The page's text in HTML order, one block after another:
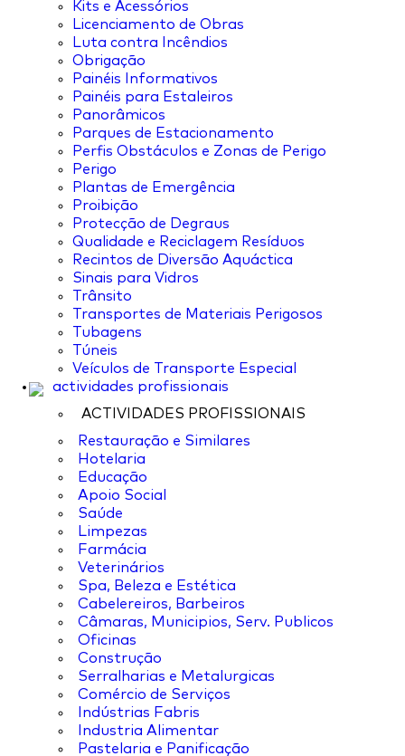
Kits e Acessórios
Licenciamento de Obras
Luta contra Incêndios
Obrigação
Painéis Informativos
Painéis para Estaleiros
Panorâmicos
Parques de Estacionamento
Perfis Obstáculos e Zonas de Perigo
Perigo
Plantas de Emergência
Proibição
Protecção de Degraus
Qualidade e Reciclagem Resíduos
Recintos de Diversão Aquáctica
Sinais para Vidros
Trânsito
Transportes de Materiais Perigosos
Tubagens
Túneis
Veículos de Transporte Especial
actividades profissionais
ACTIVIDADES PROFISSIONAIS
Restauração e Similares
Hotelaria
Educação
Apoio Social
Saúde
Limpezas
Farmácia
Veterinários
Spa, Beleza e Estética
Cabelereiros, Barbeiros
Câmaras, Municipios, Serv. Publicos
Oficinas
Construção
Serralharias e Metalurgicas
Comércio de Serviços
Indústrias Fabris
Industria Alimentar
Pastelaria e Panificação